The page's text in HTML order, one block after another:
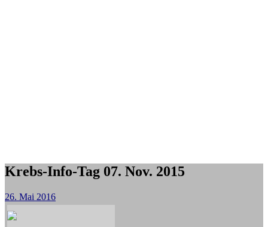
Krebs-Info-Tag 07. Nov. 2015
26. Mai 2016